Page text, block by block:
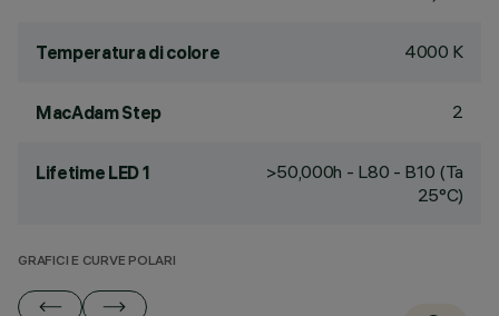
Temperatura di colore 4000 K
MacAdam Step 2
Lifetime LED 1
>50,000h - L80 - B10 (Ta
25°C)
GRAFICI E CURVE POLARI